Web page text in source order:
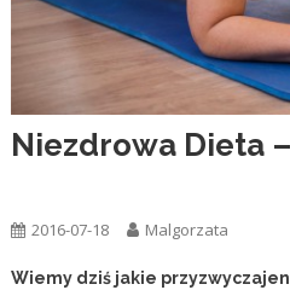
Niezdrowa Dieta
2016-07-18 Malgorzata
Wiemy dziś jakie